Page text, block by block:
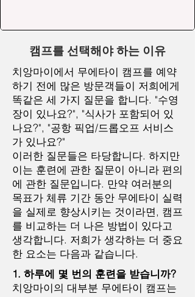
캠프를 선택해야 하는 이유
치앙마이에서 무에타이 캠프를 예약
하기 전에 많은 방문객들이 저희에게
똑같은 세 가지 질문을 합니다. "수영
장이 있나요?", "식사가 포함되어 있
나요?", "공항 픽업/드롭오프 서비스
가 있나요?"
이러한 질문들은 타당합니다. 하지만
이는 훈련에 관한 질문이 아니라 편의
에 관한 질문입니다. 만약 여러분의
목표가 체류 기간 동안 무에타이 실력
을 실제로 향상시키는 것이라면, 캠프
를 비교하는 더 나은 방법이 있다고
생각합니다. 저희가 생각하는 더 중요
한 요소는 다음과 같습니다.
1. 하루에 몇 번의 훈련을 받습니까?
치앙마이의 대부분 무에타이 캠프는